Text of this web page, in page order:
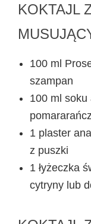
KOKTAJL
100 ml
szampan
100 ml
1 plaster
z puszki
1 łyżeczka
cytryny lub